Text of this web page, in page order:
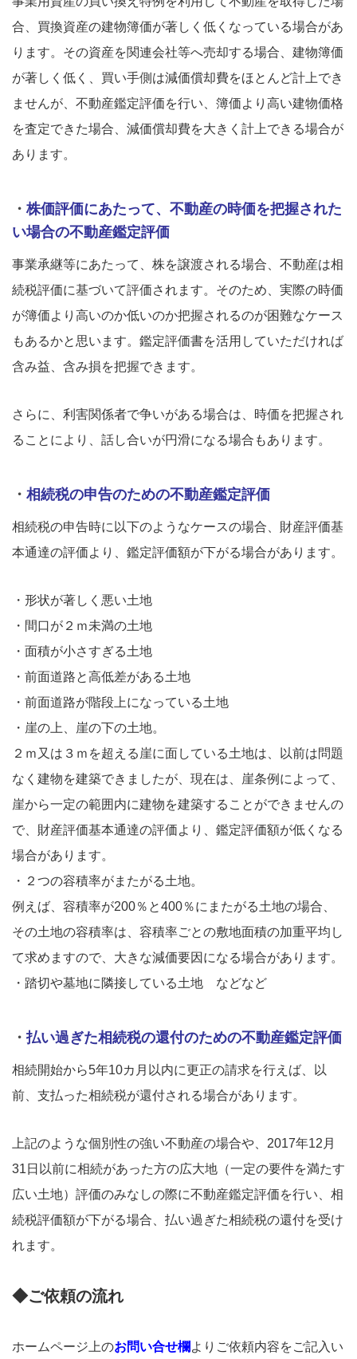
合、買換資産の建物簿価が著しく低くなっている場合があ
ります。その資産を関連会社等へ売却する場合、建物簿価
が著しく低く、買い手側は減価償却費をほとんど計上でき
ませんが、不動産鑑定評価を行い、簿価より高い建物価格
を査定できた場合、減価償却費を大きく計上できる場合が
あります。
・株価評価にあたって、不動産の時価を把握された
い場合の不動産鑑定評価
事業承継等にあたって、株を譲渡される場合、不動産は相
続税評価に基づいて評価されます。そのため、実際の時価
が簿価より高いのか低いのか把握されるのが困難なケース
もあるかと思います。鑑定評価書を活用していただければ
含み益、含み損を把握できます。
さらに、利害関係者で争いがある場合は、時価を把握され
ることにより、話し合いが円滑になる場合もあります。
・ 相続税の申告のための不動産鑑定評価
相続税の申告時に以下のようなケースの場合、財産評価基
本通達の評価より、鑑定評価額が下がる場合があります。
・形状が著しく悪い土地
・間口が２ｍ未満の土地
・面積が小さすぎる土地
・前面道路と高低差がある土地
・前面道路が階段上になっている土地
・崖の上、崖の下の土地。
２ｍ又は３ｍを超える崖に面している土地は、以前は問題
なく建物を建築できましたが、現在は、崖条例によって、
崖から一定の範囲内に建物を建築することができませんの
で、 財産評価基本通達の評価より、鑑定評価額が低くなる
場合があります。
・２つの容積率がまたがる土地。
例えば、容積率が200％と400％にまたがる土地の場合、
その土地の容積率は、容積率ごとの敷地面積の加重平均し
て求めますので、大きな減価要因になる場合があります。
・踏切や墓地に隣接している土地 などなど
・ 払い過ぎた相続税の還付のための不動産鑑定評価
相続開始から5年10カ月以内に更正の請求を行えば、以
前、支払った相続税が還付される場合があります。
上記のような個別性の強い不動産の場合や、2017年12月
31日以前に相続があった方の広大地（一定の要件を満たす
広い土地）評価のみなしの際に不動産鑑定評価を行い、相
続税評価額が下がる場合、払い過ぎた相続税の還付を受け
れます。
◆ご依頼の流れ
ホームページ上のお問い合せ欄よりご依頼内容をご記入い